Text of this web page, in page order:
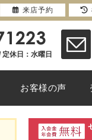
休日：水曜日
お客様の声
来店予約